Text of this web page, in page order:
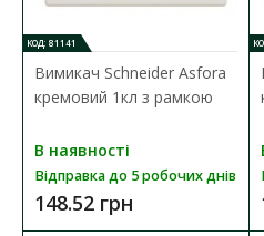
Розетка Schneider Asfora
заземленням
Наявність: В наявності
виробів, що ідеально
593.43 грн
КОД: 81141
Вимикач Schneider Asfora
кремовий 1кл з рамкою
В наявності
Відправка до 5 робочих днів
148.52 грн